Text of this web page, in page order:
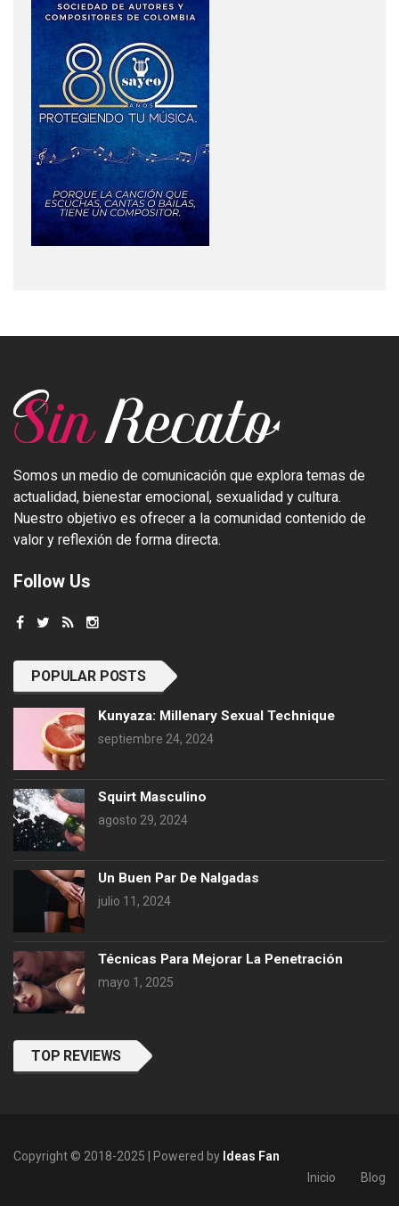
Somos un medio de comunicación que explora temas de
actualidad, bienestar emocional, sexualidad y cultura.
Nuestro objetivo es ofrecer a la comunidad contenido de
valor y reflexión de forma directa.
Follow Us
POPULAR POSTS
Kunyaza: Millenary Sexual Technique
septiembre 24, 2024
Squirt Masculino
agosto 29, 2024
Un Buen Par De Nalgadas
julio 11, 2024
Técnicas Para Mejorar La Penetración
mayo 1, 2025
TOP REVIEWS
Copyright © 2018-2025 | Powered by Ideas Fan
Inicio
Blog